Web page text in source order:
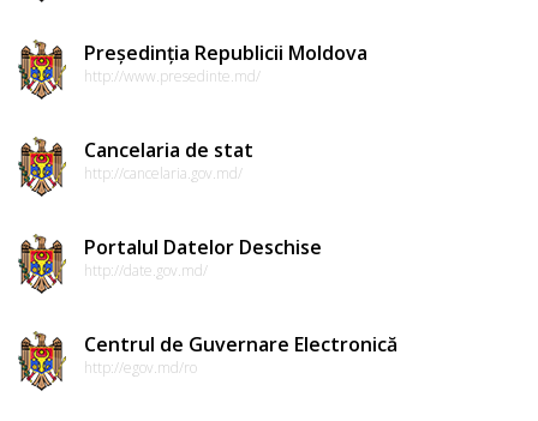
Președinția Republicii Moldova
http://www.presedinte.md/
Cancelaria de stat
http://cancelaria.gov.md/
Portalul Datelor Deschise
http://date.gov.md/
Centrul de Guvernare Electronică
http://egov.md/ro